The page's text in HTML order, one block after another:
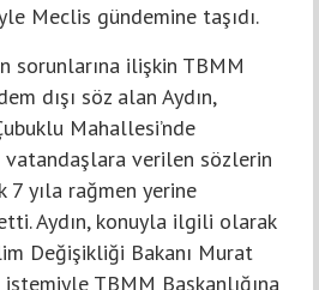
Meclis gündemine taşıdı.
sorunlarına ilişkin TBMM
dışı söz alan Aydın,
Mahallesi’nde
verilen sözlerin
7 yıla rağmen yerine
Aydın, konuyla ilgili olarak
Değişikliği Bakanı Murat
istemiyle TBMM Başkanlığına